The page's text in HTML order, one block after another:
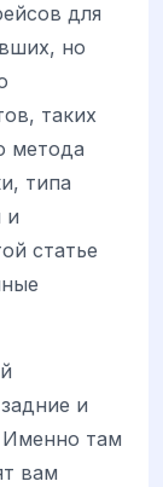
для
но
таких
метода
типа
и
статье
и
Именно там
вам